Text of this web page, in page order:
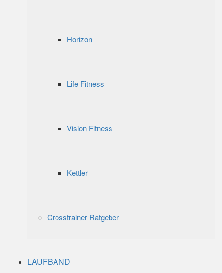
Horizon
Life Fitness
Vision Fitness
Kettler
Crosstrainer Ratgeber
LAUFBAND